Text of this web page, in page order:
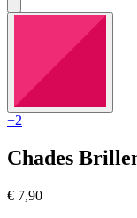
+2
Chades
€ 7,90